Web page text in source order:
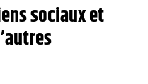
sociaux et